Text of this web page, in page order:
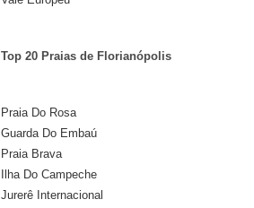
Top 20 Praias de Florianópolis
Praia Do Rosa
Guarda Do Embaú
Praia Brava
Ilha Do Campeche
Jurerê Internacional